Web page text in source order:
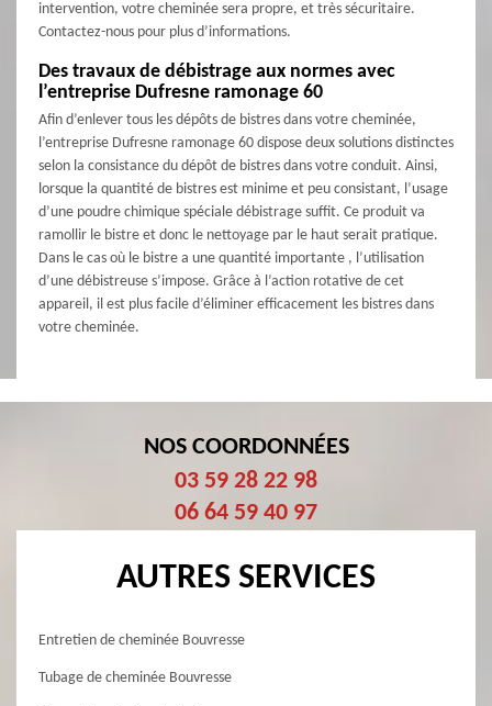
intervention, votre cheminée sera propre, et très sécuritaire.
Contactez-nous pour plus d’informations.
Des travaux de débistrage aux normes avec
l’entreprise Dufresne ramonage 60
Afin d’enlever tous les dépôts de bistres dans votre cheminée,
l’entreprise Dufresne ramonage 60 dispose deux solutions distinctes
selon la consistance du dépôt de bistres dans votre conduit. Ainsi,
lorsque la quantité de bistres est minime et peu consistant, l’usage
d’une poudre chimique spéciale débistrage suffit. Ce produit va
ramollir le bistre et donc le nettoyage par le haut serait pratique.
Dans le cas où le bistre a une quantité importante , l’utilisation
d’une débistreuse s’impose. Grâce à l’action rotative de cet
appareil, il est plus facile d’éliminer efficacement les bistres dans
votre cheminée.
NOS COORDONNÉES
03 59 28 22 98
06 64 59 40 97
AUTRES SERVICES
Entretien de cheminée Bouvresse
Tubage de cheminée Bouvresse